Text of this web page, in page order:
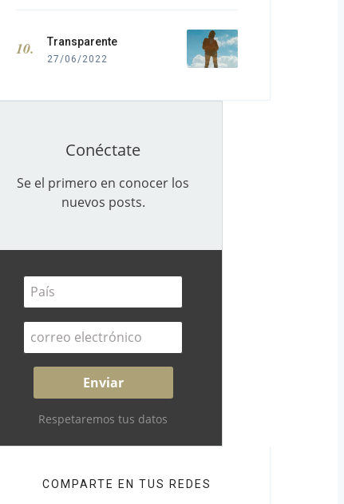
Transparente
27/06/2022
Conéctate
Se el primero en conocer los
nuevos posts.
Respetaremos tus datos
COMPARTE EN TUS REDES